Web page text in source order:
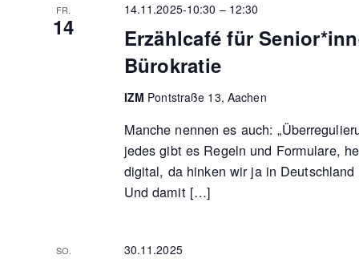
FR.
14
Erzählcafé für
Bürokratie
14.11.2025-10:30 – 12:30
IZM Pontstraße 13, Aachen
Manche nennen es auch:
jedes gibt es Regeln und Formulare,
digital, da hinken wir ja in
Und damit […]
SO. 30.11.2025